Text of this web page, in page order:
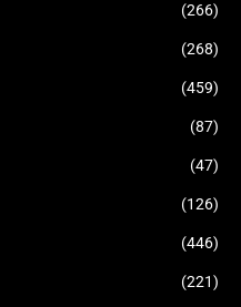
(266)
(268)
(459)
(87)
(47)
(126)
(446)
(221)